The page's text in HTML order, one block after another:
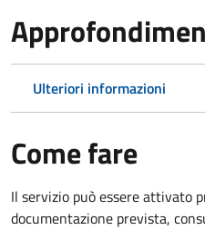
Ulteriori informazioni
Come fare
Il servizio può essere attivato
documentazione prevista,